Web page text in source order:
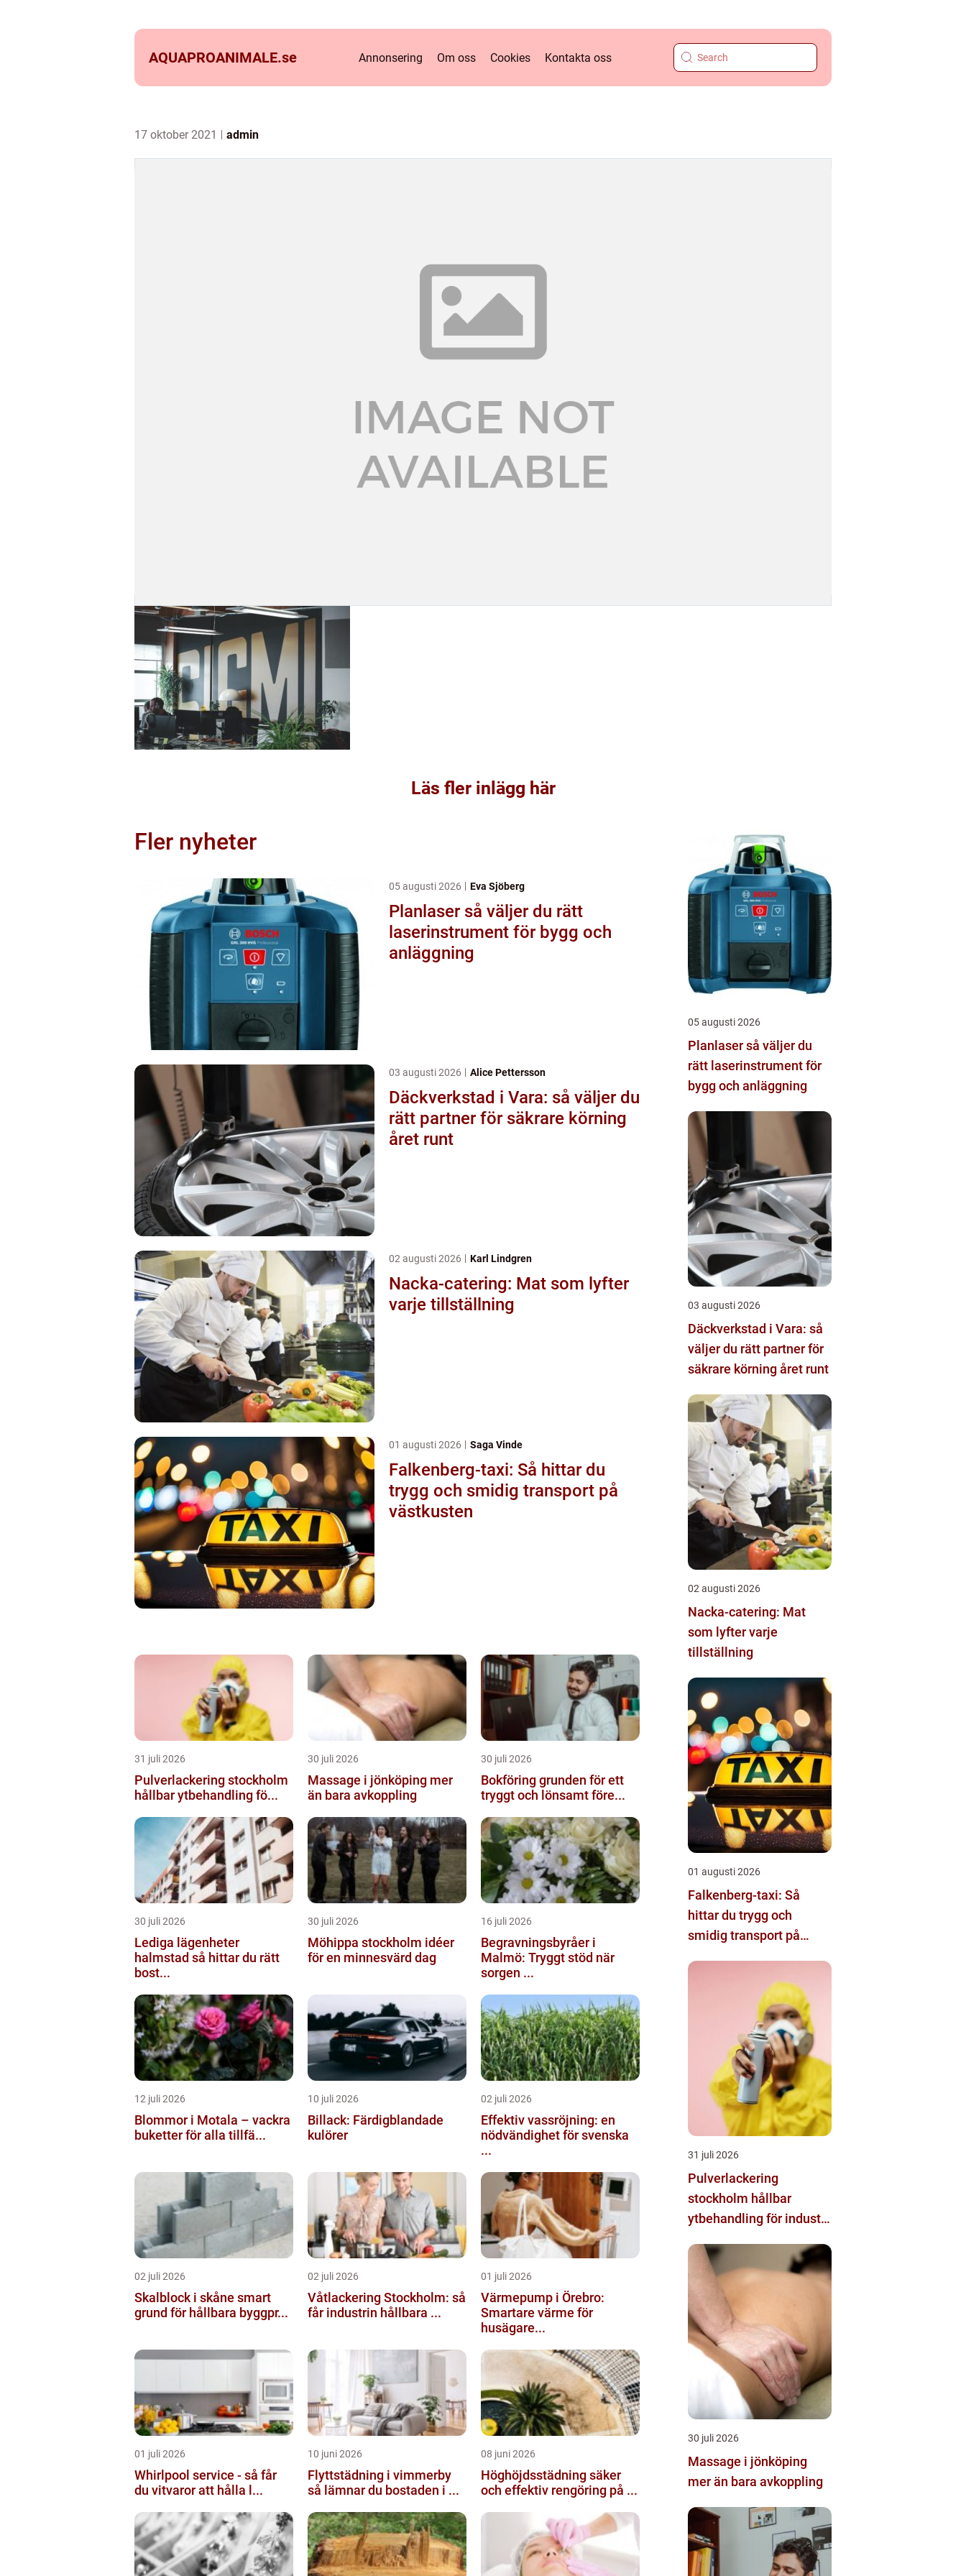
AQUAPROANIMALE.se Annonsering Om oss Cookies Kontakta oss
17 oktober 2021 admin
Läs fler inlägg här
Fler nyheter
05 augusti 2026 Eva Sjöberg
Planlaser så väljer du rätt
laserinstrument för bygg och
anläggning
03 augusti 2026 Alice Pettersson
Däckverkstad i Vara: så väljer du
rätt partner för säkrare körning
året runt
02 augusti 2026 Karl Lindgren
Nacka-catering: Mat som lyfter
varje tillställning
01 augusti 2026 Saga Vinde
Falkenberg-taxi: Så hittar du
trygg och smidig transport på
västkusten
31 juli 2026
Pulverlackering stockholm
hållbar ytbehandling fö...
30 juli 2026
Massage i jönköping mer
än bara avkoppling
30 juli 2026
Bokföring grunden för ett
tryggt och lönsamt före...
30 juli 2026
Lediga lägenheter
halmstad så hittar du rätt
bost...
30 juli 2026
Möhippa stockholm idéer
för en minnesvärd dag
16 juli 2026
Begravningsbyråer i
Malmö: Tryggt stöd när
sorgen ...
12 juli 2026
Blommor i Motala – vackra
buketter för alla tillfä...
10 juli 2026
Billack: Färdigblandade
kulörer
02 juli 2026
Effektiv vassröjning: en
nödvändighet för svenska
...
02 juli 2026
Skalblock i skåne smart
grund för hållbara byggpr...
02 juli 2026
Våtlackering Stockholm: så
får industrin hållbara ...
01 juli 2026
Värmepump i Örebro:
Smartare värme för
husägare...
01 juli 2026
Whirlpool service - så får
du vitvaror att hålla l...
10 juni 2026
Flyttstädning i vimmerby
så lämnar du bostaden i ...
08 juni 2026
Höghöjdsstädning säker
och effektiv rengöring på ...
05 augusti 2026
Planlaser så väljer du
rätt laserinstrument för
bygg och anläggning
03 augusti 2026
Däckverkstad i Vara: så
väljer du rätt partner för
säkrare körning året runt
02 augusti 2026
Nacka-catering: Mat
som lyfter varje
tillställning
01 augusti 2026
Falkenberg-taxi: Så
hittar du trygg och
smidig transport på
31 juli 2026
Pulverlackering
stockholm hållbar
ytbehandling för industri
30 juli 2026
Massage i jönköping
mer än bara avkoppling